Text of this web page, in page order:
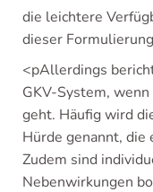
die leichtere
dieser
<pAllerdings
GKV-System,
geht. Häufig wird
Hürde genannt, die
Zudem sind
Nebenwirkungen